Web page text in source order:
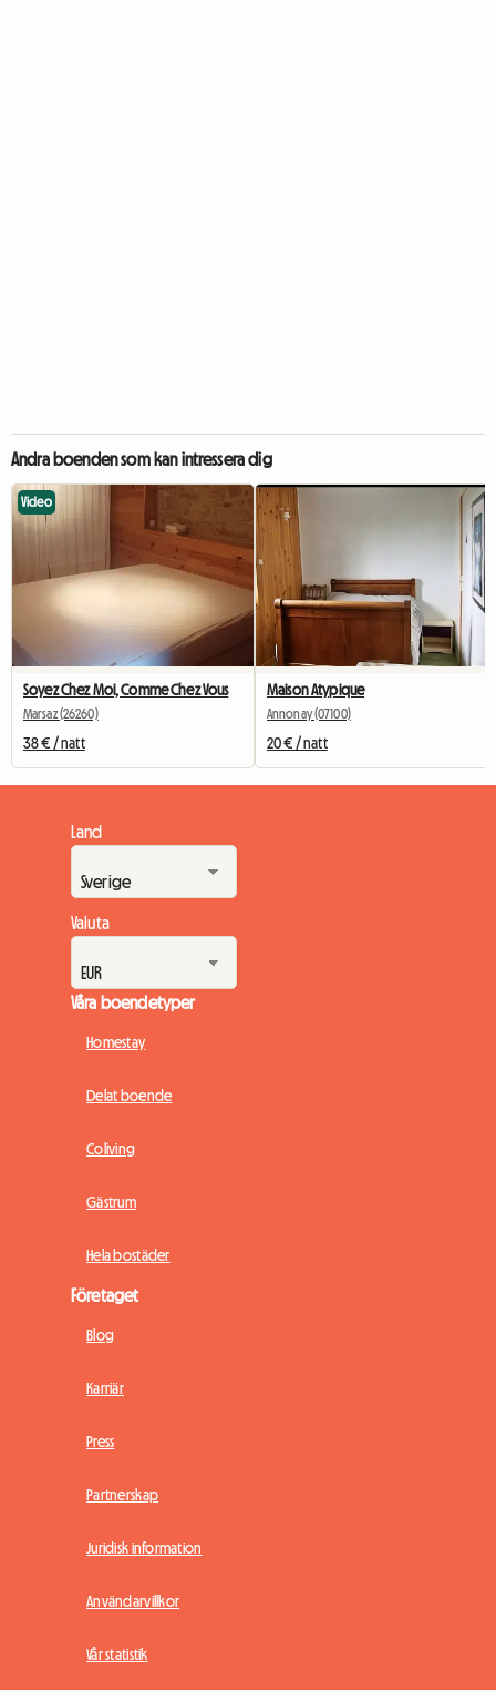
Andra boenden som kan intressera dig
Video
Soyez Chez Moi, Comme Chez Vous
Marsaz (26260)
38 € / natt
Maison Atypique
Annonay (07100)
20 € / natt
Land
Valuta
Våra boendetyper
Homestay
Delat boende
Coliving
Gästrum
Hela bostäder
Företaget
Blog
Karriär
Press
Partnerskap
Juridisk information
Användarvillkor
Vår statistik